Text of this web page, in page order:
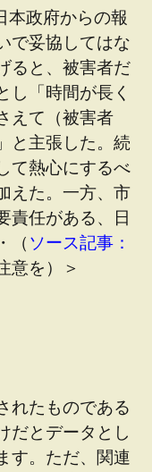
本政府からの報
で妥協してはな
ると、被害者だ
し「時間が長く
えて（被害者
と主張した。続
て熱心にするべ
えた。一方、市
責任がある、日
（ ソース記事：
意を）＞
れたものである
だとデータとし
す。ただ、関連